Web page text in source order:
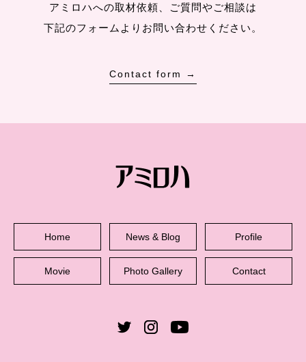
アミロハへの取材依頼、ご質問やご相談は
下記のフォームよりお問い合わせください。
Contact form →
Home News & Blog Profile
Movie Photo Gallery Contact